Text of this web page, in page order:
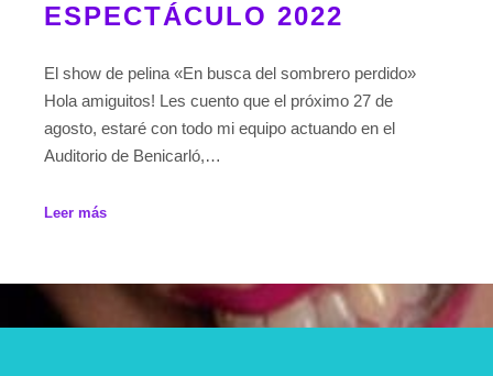
ESPECTÁCULO 2022
El show de pelina «En busca del sombrero perdido»
Hola amiguitos! Les cuento que el próximo 27 de
agosto, estaré con todo mi equipo actuando en el
Auditorio de Benicarló,…
Leer más